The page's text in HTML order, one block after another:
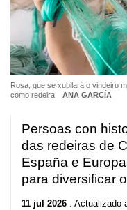
Rosa, que se xubilará o vindeiro
como redeira
ANA GARCÍA
Persoas con
das redeiras de
España e
para diversificar
11 jul 2026 . Actualizado